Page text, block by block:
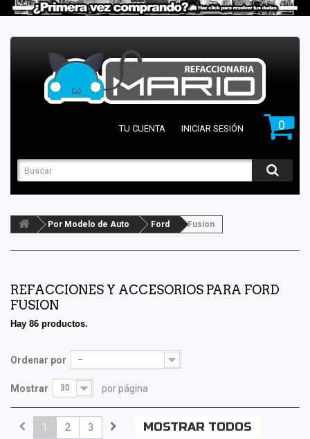
0
TU CUENTA INICIAR SESIÓN
Por Modelo de Auto Ford Fusion
REFACCIONES Y ACCESORIOS PARA FORD
FUSION
Hay 86 productos.
Ordenar por --
Mostrar 30 por página
MOSTRAR TODOS
1 2 3